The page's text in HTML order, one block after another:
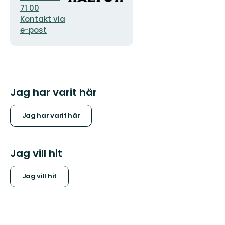
71 00
Kontakt via
e-post
Jag har varit här
Jag har varit här
Jag vill hit
Jag vill hit